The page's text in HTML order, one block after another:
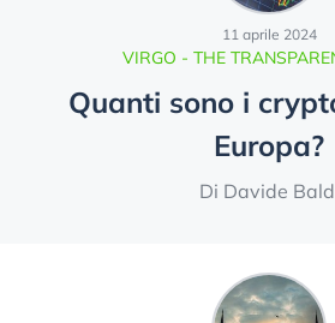
VIRGO - THE
11 aprile 2024
Quanti sono i
Europa?
Di Davide